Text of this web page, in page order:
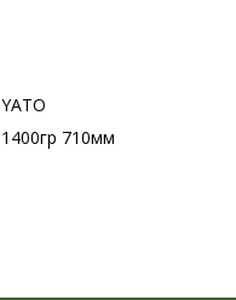
YATO
1400гр 710мм